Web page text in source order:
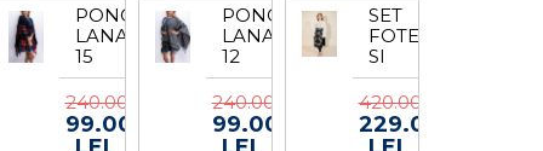
PONCHO
LANA
15
240.00
99.00
PONCHO
LANA
12
240.00
99.00
SET
FOTE
SI
BRAU
3
420.00
229.00